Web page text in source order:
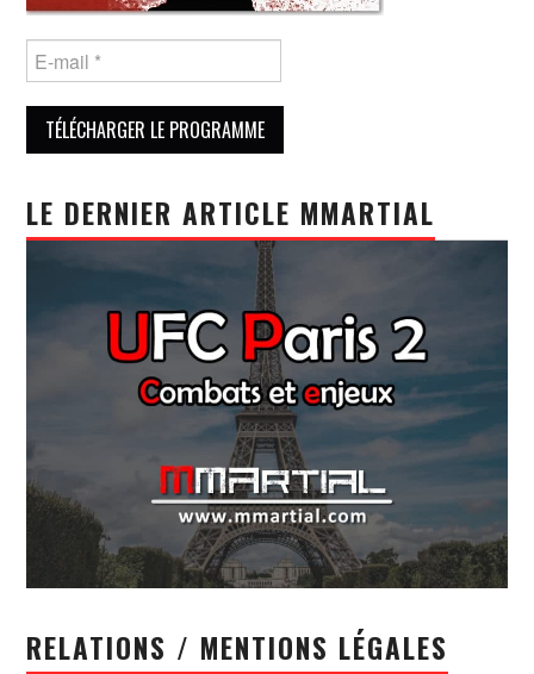
LE DERNIER ARTICLE MMARTIAL
RELATIONS / MENTIONS LÉGALES